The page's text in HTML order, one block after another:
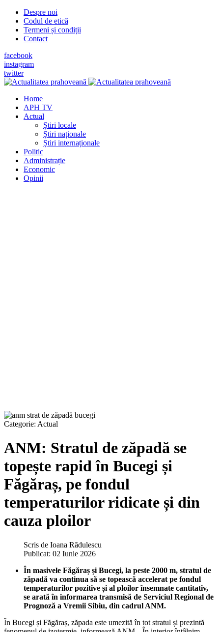
Despre noi
Codul de etică
Termeni și condiții
Contact
facebook
instagram
twitter
Home
APH TV
Actual
Știri locale
Știri naționale
Știri internaționale
Politic
Administrație
Economic
Opinii
Categorie: Actual
ANM: Stratul de zăpadă se
topește rapid în Bucegi și
Făgăraș, pe fondul
temperaturilor ridicate și din
cauza ploilor
Scris de Ioana Rădulescu
Publicat: 02 Iunie 2026
În masivele Făgăraș și Bucegi, la peste 2000 m, stratul de
zăpadă va continua să se topească accelerat pe fondul
temperaturilor pozitive și al ploilor însemnate cantitativ,
se arată în informarea transmisă de Serviciul Regional de
Prognoză a Vremii Sibiu, din cadrul ANM.
În Bucegi și Făgăraș, zăpada este umezită în tot stratul și prezintă